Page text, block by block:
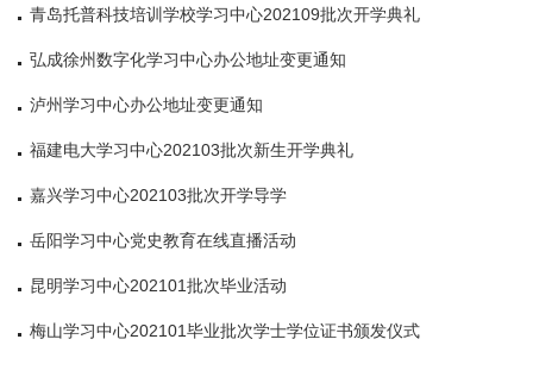
青岛托普科技培训学校学习中心202109批次开学典礼
弘成徐州数字化学习中心办公地址变更通知
泸州学习中心办公地址变更通知
福建电大学习中心202103批次新生开学典礼
嘉兴学习中心202103批次开学导学
岳阳学习中心党史教育在线直播活动
昆明学习中心202101批次毕业活动
梅山学习中心202101毕业批次学士学位证书颁发仪式